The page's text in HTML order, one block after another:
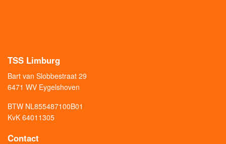
TSS Limburg
Bart van Slobbestraat 29
6471 WV Eygelshoven
BTW NL855487100B01
KvK 64011305
Contact